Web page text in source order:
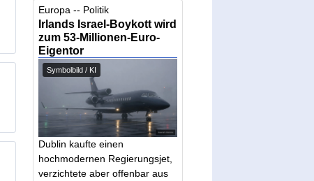
Europa -- Politik
Irlands Israel-Boykott wird
zum 53-Millionen-Euro-
Eigentor
Symbolbild / KI
Dublin kaufte einen
hochmodernen Regierungsjet,
verzichtete aber offenbar aus